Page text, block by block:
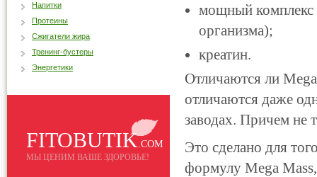
мощный комплекс
организма);
креатин.
Отличаются ли
отличаются даже
заводах. Причем не
Это сделано для
формулу Mega
Напитки
Протеины
Сжигатели жира
Тренинг-бустеры
Энергетики
FITOBUTIK.COM
МЫ ЦЕНИМ ВАШЕ ЗДОРОВЬЕ!